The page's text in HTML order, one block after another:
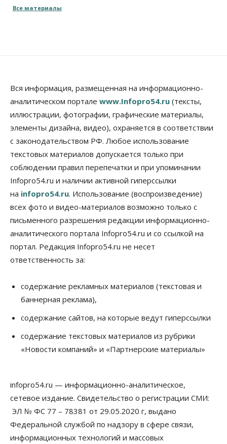
10 Августа 2026, 14:45
Общество
Предложения по строительству частных
бомбоубежищ появились на российском рынке
10 Августа 2026, 14:00
Общество
В Новосибирске сформировалось
профессиональное сообщество стендап-комиков
10 Августа 2026, 13:30
Недвижимость
Антон Рехтин: Вместе строим будущее
10 Августа 2026, 13:15
Бизнес Общество
Цены в ресторанах Новосибирска выросли на 8%
10 Августа 2026, 13:00
церковь посетит 50 поселений Новосибирской
области
10 Августа 2026, 12:15
Общество
В Новосибирской области число дел о
банкротстве с начала года выросло на 7,2 %
10 Августа 2026, 12:00
НГУ обновил рекорд по числу абитуриентов
10 Августа 2026, 11:30
Общество
Полмиллиарда направят на доплаты
начальникам полиции Новосибирской области
Все материалы
Вся информация, размещенная на информационно-
аналитическом портале www.Infopro54.ru (тексты,
иллюстрации, фотографии, графические материалы,
элементы дизайна, видео), охраняется в соответствии
с законодательством РФ. Любое использование
текстовых материалов допускается только при
соблюдении правил перепечатки и при упоминании
Infopro54.ru и наличии активной гиперссылки
на infopro54.ru. Использование (воспроизведение)
всех фото и видео-материалов возможно только с
письменного разрешения редакции информационно-
аналитического портала Infopro54.ru и со ссылкой на
портал. Редакция Infopro54.ru не несет
ответственность за:
содержание рекламных материалов (текстовая и
баннерная реклама),
содержание сайтов, на которые ведут гиперссылки
содержание текстовых материалов из рубрики
«Новости компаний» и «Партнерские материалы»
infopro54.ru — информационно-аналитическое,
сетевое издание. Свидетельство о регистрации СМИ:
ЭЛ № ФС 77 – 78381 от 29.05.2020 г, выдано
Федеральной службой по надзору в сфере связи,
информационных технологий и массовых